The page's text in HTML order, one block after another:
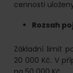
cennosti
Rozsah
Základní limit
20 000 Kč. V